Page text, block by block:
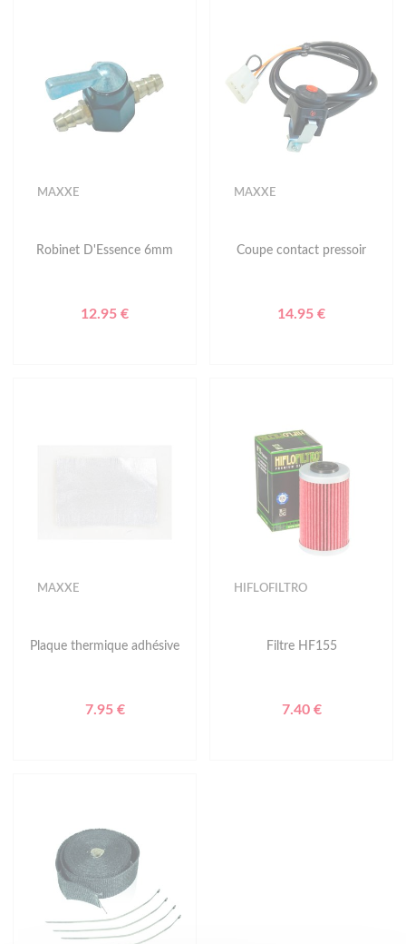
MAXXE
Robinet D'Essence 6mm
12.95 €
MAXXE
Coupe contact pressoir
14.95 €
MAXXE
Plaque thermique adhésive
7.95 €
HIFLOFILTRO
Filtre HF155
7.40 €